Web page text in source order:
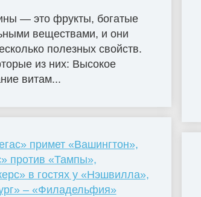
— это фрукты, богатые
веществами, и они
полезных свойств.
из них: Высокое
витам...
примет «Вашингтон»,
против «Тампы»,
в гостях у «Нэшвилла»,
– «Филадельфия»